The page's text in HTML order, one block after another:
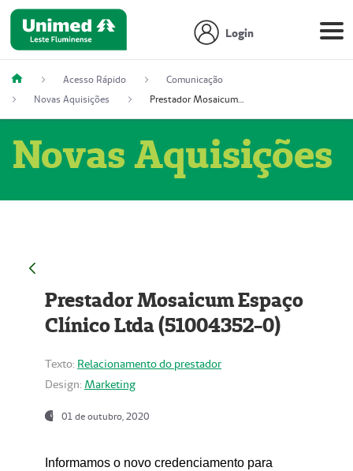
Login
Acesso Rápido
Comunicação
Novas Aquisições
Prestador Mosaicum Espaço Clínico Ltda (51004352-0)
Novas Aquisições
Prestador Mosaicum Espaço
Clínico Ltda (51004352-0)
Texto: Relacionamento do prestador
Design: Marketing
01 de outubro, 2020
Informamos o novo credenciamento para